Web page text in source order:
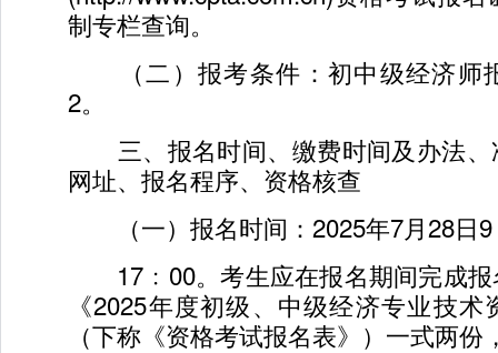
制专栏查询。
（二）报考条件：初中级经济师
2。
三、报名时间、缴费时间及办法、
网址、报名程序、资格核查
（一）报名时间：2025年7月28日
17﹕00。考生应在报名期间完成报
《2025年度初级、中级经济专业技
（下称《资格考试报名表》）一式两份